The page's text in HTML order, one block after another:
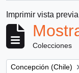
Imprimir vista previa
Colecciones
Remove filter:
Concepción (Chile)